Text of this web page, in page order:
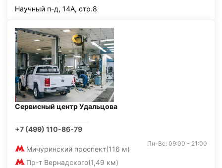
Научный п-д, 14А, стр.8
Сервисный центр Удальцова
+7 (499) 110-86-79
Мичуринский проспект(116 м)
Пр-т Вернадского(1,49 км)
Пн-Вс: 09:00 - 21:00